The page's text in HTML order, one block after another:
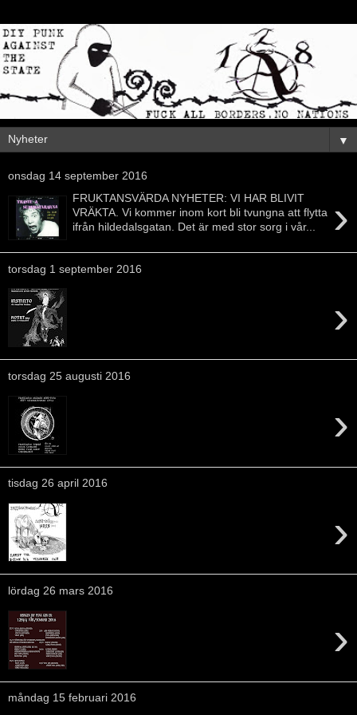
▼
onsdag 14 september 2016
›
FRUKTANSVÄRDA NYHETER: VI HAR BLIVIT
VRÄKTA. Vi kommer inom kort bli tvungna att flytta
ifrån hildedalsgatan. Det är med stor sorg i vår...
torsdag 1 september 2016
›
torsdag 25 augusti 2016
›
tisdag 26 april 2016
›
lördag 26 mars 2016
›
måndag 15 februari 2016